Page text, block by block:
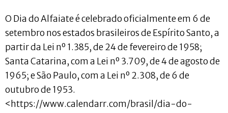
O Dia do Alfaiate é celebrado oficialmente em 6 de
setembro nos estados brasileiros de Espírito Santo, a
partir da Lei nº 1.385, de 24 de fevereiro de 1958;
Santa Catarina, com a Lei nº 3.709, de 4 de agosto de
1965; e São Paulo, com a Lei nº 2.308, de 6 de
outubro de 1953.
<https://www.calendarr.com/brasil/dia-do-